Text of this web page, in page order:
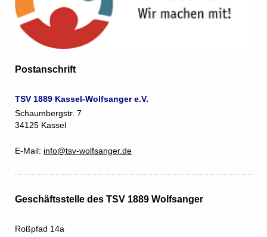
Postanschrift
TSV 1889 Kassel-Wolfsanger e.V.
Schaumbergstr. 7
34125 Kassel
E-Mail: info@tsv-wolfsanger.de
Geschäftsstelle des TSV 1889 Wolfsanger
Roßpfad 14a